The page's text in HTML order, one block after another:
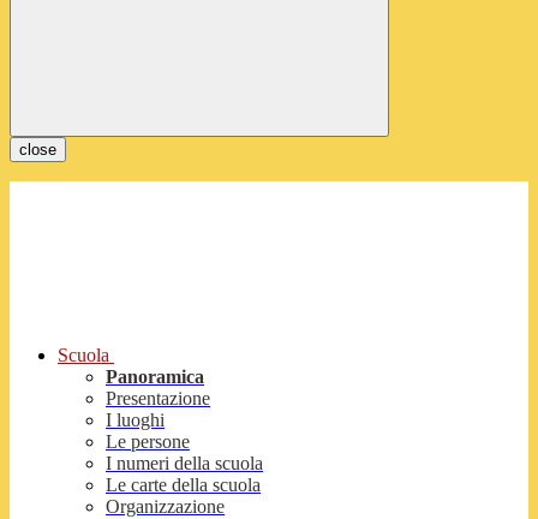
close
Scuola
Panoramica
Presentazione
I luoghi
Le persone
I numeri della scuola
Le carte della scuola
Organizzazione